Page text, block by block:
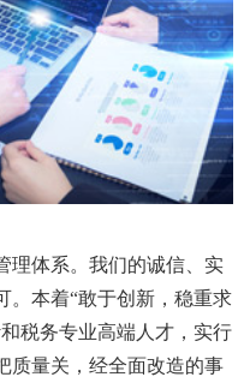
体系。我们的诚信、实
。本着“敢于创新，稳重求
税务专业高端人才，实行
质量关，经全面改造的事